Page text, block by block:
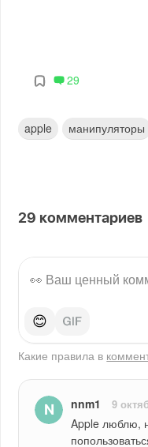
29
apple манипуляторы
29 комментариев
😊
Какие правила в
nnm1 9
Apple люблю,